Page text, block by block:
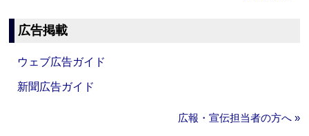
広告掲載
ウェブ広告ガイド
新聞広告ガイド
広報・宣伝担当者の方へ »